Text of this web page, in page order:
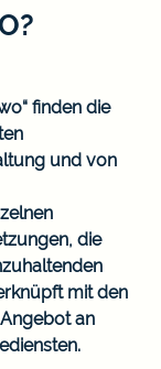
finden die
und von
die
mit den
an